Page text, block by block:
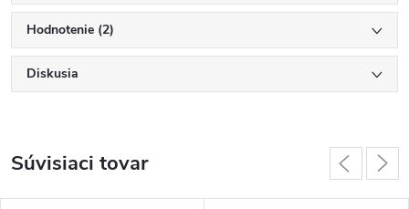
Hodnotenie (2)
Diskusia
Súvisiaci tovar